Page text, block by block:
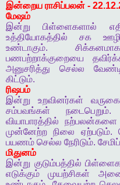
இன்றைய ராசிப்பலன் -
மேஷம்
இன்று
பிள்ளைகளால்
உத்தியோகத்தில்
சக
உண்டாகும். சிக்கனமாக
பணபற்றாக்குறையை
அனுசரித்து
செல்ல
கிட்டும்.
ரிஷபம்
இன்று
உறவினர்கள்
சம்பவங்கள்
நடைபெறும்
வியாபாரத்தில்
நற்பலன்களை
முன்னேற்ற
நிலை ஏற்படும்.
பயணம் செல்ல நேரிடும்.
மிதுனம்
இன்று குடும்பத்தில்
எடுக்கும்
முயற்சிகள்